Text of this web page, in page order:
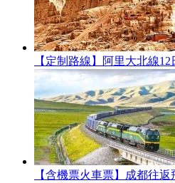
【定制路線】阿里大北線12
【含機票火車票】成都往